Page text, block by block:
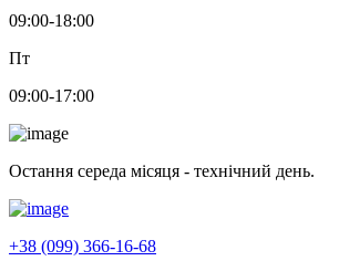
09:00-18:00
Пт
09:00-17:00
Остання середа місяця - технічний день.
+38 (099) 366-16-68